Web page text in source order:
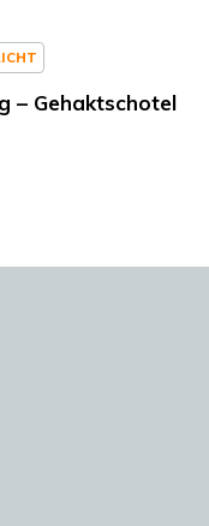
– Gehaktschotel